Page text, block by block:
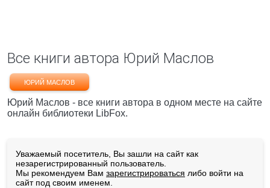
Все книги автора Юрий Маслов
ЮРИЙ МАСЛОВ
Юрий Маслов - все книги автора в одном месте на сайте
онлайн библиотеки LibFox.
Уважаемый посетитель, Вы зашли на сайт как
незарегистрированный пользователь.
Мы рекомендуем Вам зарегистрироваться либо войти на
сайт под своим именем.